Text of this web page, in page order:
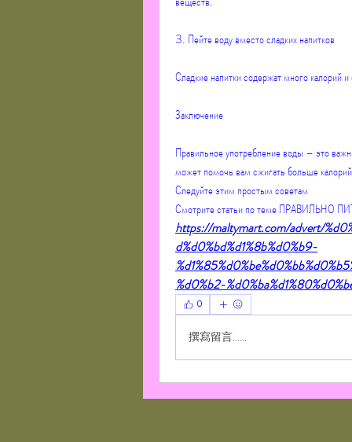
3. Пейте воду вместо сладких напитков
Сладкие напитки содержат много калорий
Заключение
Правильное употребление воды – это
может помочь вам сжигать больше
Следуйте этим простым советам
Смотрите статьи по теме
https://maltymart.com/advert/
d%d0%bd%d1%8b%d0%b9-
%d0%b2-
0
撰寫留言......